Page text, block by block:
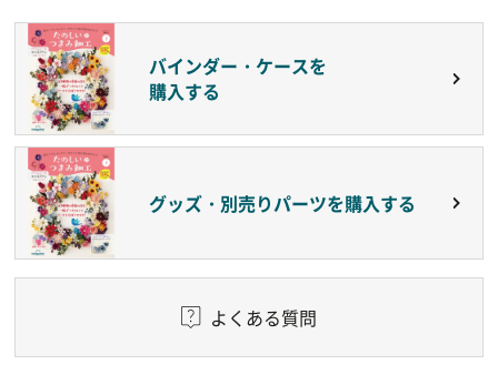
バインダー・ケースを
購入する
グッズ・別売りパーツを購入する
よくある質問